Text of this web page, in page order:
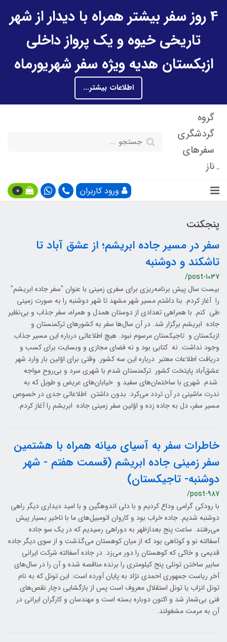
4 روز سفر بیشتر همراه با دیدار از شهر
تاریخی خیوه و یک پرواز داخلی
ازبکستان هدیه ویژه سفر شهریورماه
اطلاعات بیشتر...
گروه
گردشگری
سفرهای
ناز
ورود کاربران 0
پنجکنت
سفر در مسیر جاده ابریشم؛ از عشق آباد تا
تاشکند و دوشنبه
/post-1037
بیست سال پیش برنامه‌ریزی برای سفری زمینی با عنوان "سفر جاده ابریشم"
را آغاز کردم. بنا داشتم مسیر شهر مشهد تا شهر دوشنبه را به صورت زمینی
طی کنم. با همراهی تعدادی از دوستان همدل و همراه، سفر جذاب و بی‌نظیر
جاده ابریشم برگزار شد. در آن سال‌ها سفر به کشورهای ترکمنستان و
ازبکستان و تاجیکستان مرسوم نبود. هیچ اطلاعاتی درباره این مسیر جذاب
وجود نداشت. نه کتابی بود و نه فضای مجازی و وبسایت برای کسب و
دریافت اطلاعات معتبر درباره این سه کشور. وقتی برای اوّلین بار وارد شهر
عشق‌آباد پایتخت کشور ترکمنستان شدم با شهری سرد و بی‌روح مواجه
شدم. شهری با ساختمان‌های سفید و خیابان‌های عریض و طویل که به
ندرت ماشینی در آن تردد می‌کرد. بدون داشتن اطلاعاتی جدی در خصوص
مسیر سفر، دل به جاده زده و اوّلین سفر زمینی جاده ابریشم را آغاز کردم.
خاطرات سفر به آسیای میانه همراه با هشتمین
سفر زمینی جاده ابریشم (قسمت هفتم - شهر
دوشنبه- تاجیکستان)
/post-987
با رودکی گرامی وداع کردیم و با دلی اندوهگین و با امید دیداری دیگر راهی
دوشنبه شدیم. جاده خراب بود و کاروان اتومبیل‌های ما با تاخیر بسیار پیش
می‌رفتند. ساعت پنج بعدازظهر به دوراهی رسیدیم که در یک سو جاده
آسفالته نو و کوتاهی بود که از میان کوهستان می‌گذشت و از سوی دیگر جاده
قدیمی و خاکی که کوهستان را دور می‌زد. در جاده آسفالته شرکت ایرانی
سابیر ساختن تونلی پنج کیلومتری را برنده مناقصه شده و آن را در سال‌های
آخر ریاست جمهوری احمدی نژاد به پایان آورده است. این تونل که به نام
تونل انزاب یا تونل استقلال معروف است پس از بازگشایی دچار نقص‌های
فنی بی‌شمار شد و اکنون دوباره بسته است و مهندسان و کارگران ایرانی در
آن به مرمت مشغولند.